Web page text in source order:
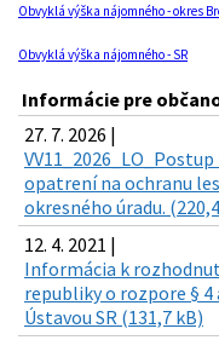
Obvyklá výška nájomného - okres
Obvyklá výška nájomného - SR
Informácie pre
27. 7. 2026 |
opatrení na ochranu
okresného úradu.
12. 4. 2021 |
Informácia k
republiky o rozpore § 4
Ústavou SR (131,7 kB)